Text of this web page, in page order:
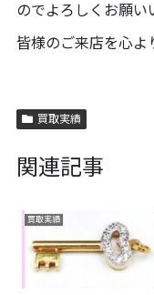
のでよろしくお願い
皆様のご来店を心よ
買取実績
関連記事
買取実績